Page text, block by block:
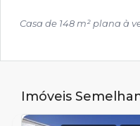
Casa de 148 m² plana à
Imóveis